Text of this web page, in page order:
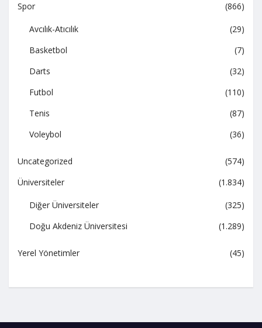
Spor
(866)
Avcılık-Atıcılık
(29)
Basketbol
(7)
Darts
(32)
Futbol
(110)
Tenis
(87)
Voleybol
(36)
Uncategorized
(574)
Üniversiteler
(1.834)
Diğer Üniversiteler
(325)
Doğu Akdeniz Üniversitesi
(1.289)
Yerel Yönetimler (45)